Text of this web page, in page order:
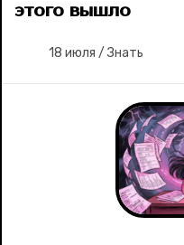
этого вышло
18 июля / Знать